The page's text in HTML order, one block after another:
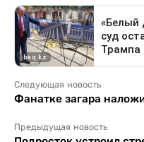
Следующая новость
Фанатке загара
Предыдущая новость